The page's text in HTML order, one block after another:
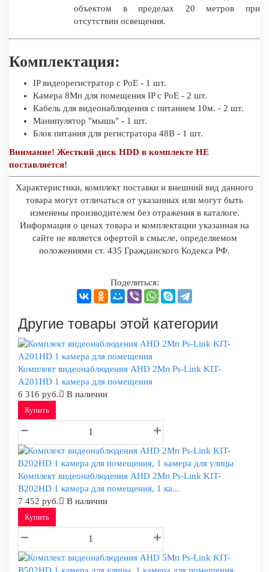
объектом в пределах 20 метров при
отсутствии освещения.
Комплектация:
IP видеорегистратор с PoE - 1 шт.
Камера 8Мп для помещения IP c PoE - 2 шт.
Кабель для видеонаблюдения с питанием 10м. - 2 шт.
Манипулятор "мышь" - 1 шт.
Блок питания для регистратора 48В - 1 шт.
Внимание! Жесткий диск HDD в комплекте НЕ
поставляется!
Характеристики, комплект поставки и внешний вид данного
товара могут отличаться от указанных или могут быть
изменены производителем без отражения в каталоге.
Информация о ценах товара и комплектации указанная на
сайте не является офертой в смысле, определяемом
положениями ст. 435 Гражданского Кодекса РФ.
Поделиться:
Другие товары этой категории
Комплект видеонаблюдения AHD 2Мп Ps-Link KIT-
A201HD 1 камера для помещения
6 316 руб.
В наличии
Купить
Комплект видеонаблюдения AHD 2Мп Ps-Link KIT-
B202HD 1 камера для помещения, 1 ка...
7 452 руб.
В наличии
Купить